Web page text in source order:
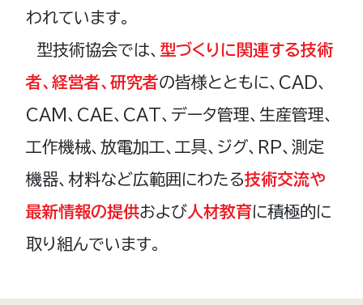
われています。
型技術協会では、 型づくりに関連する技術
者、経営者、研究者の皆様とともに、CAD、
CAM、CAE、CAT、データ管理、生産管理、
工作機械、放電加工、工具、ジグ、RP、測定
機器、材料など広範囲にわたる技術交流や
最新情報の提供および 人材教育に積極的に
取り組んでいます。